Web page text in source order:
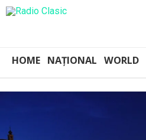
HOME NAȚIONAL WORLD